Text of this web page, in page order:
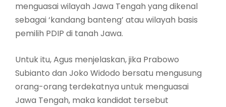
menguasai wilayah Jawa Tengah yang dikenal
sebagai ‘kandang banteng’ atau wilayah basis
pemilih PDIP di tanah Jawa.
Untuk itu, Agus menjelaskan, jika Prabowo
Subianto dan Joko Widodo bersatu mengusung
orang-orang terdekatnya untuk menguasai
Jawa Tengah, maka kandidat tersebut